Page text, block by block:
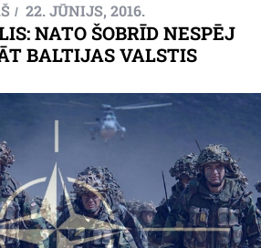
22. JŪNIJS, 2016.
NATO ŠOBRĪD NESPĒJ
BALTIJAS VALSTIS